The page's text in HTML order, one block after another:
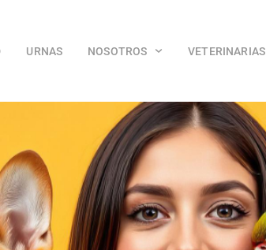
URNAS NOSOTROS VETERINARIAS